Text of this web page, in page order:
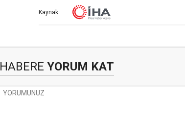
Kaynak:
HABERE YORUM KAT